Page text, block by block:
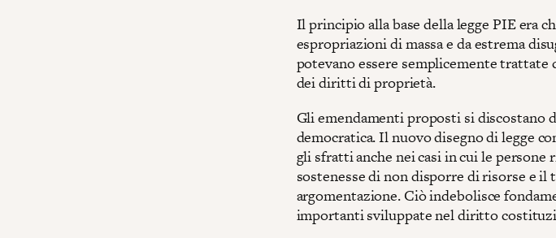
Il principio alla base della legge PIE era
espropriazioni di massa e da estrema
potevano essere semplicemente trattate
dei diritti di proprietà.
Gli emendamenti proposti si discostano
democratica. Il nuovo disegno di legge
gli sfratti anche nei casi in cui le persone
sostenesse di non disporre di risorse e il
argomentazione. Ciò indebolisce
importanti sviluppate nel diritto